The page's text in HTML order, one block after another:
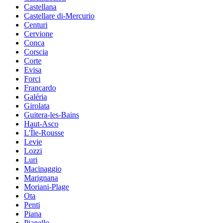
Castellana
Castellare di-Mercurio
Centuri
Cervione
Conca
Corscia
Corte
Evisa
Forci
Francardo
Galéria
Girolata
Guitera-les-Bains
Haut-Asco
L'Île-Rousse
Levie
Lozzi
Luri
Macinaggio
Marignana
Moriani-Plage
Ota
Penti
Piana